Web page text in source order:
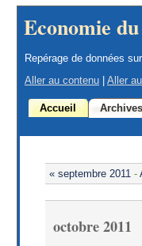
Economie
Repérage de données
Aller au contenu
Aller
Accueil Archives
« septembre 2011 -
octobre 2011